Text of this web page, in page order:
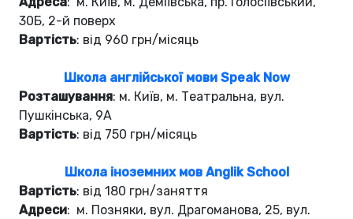
30Б, 2-й поверх
Вартість: від 960 грн/місяць
Школа англійської мови Speak Now
Розташування: м. Київ, м. Театральна, вул.
Пушкінська, 9А
Вартість: від 750 грн/місяць
Школа іноземних мов Anglik School
Вартість: від 180 грн/заняття
Адреси: м. Позняки, вул. Драгоманова, 25, вул.